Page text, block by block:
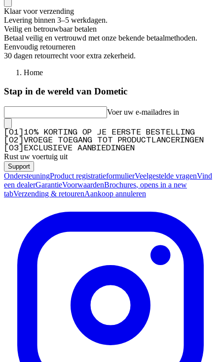
Klaar voor verzending
Levering binnen 3–5 werkdagen.
Veilig en betrouwbaar betalen
Betaal veilig en vertrouwd met onze bekende betaalmethoden.
Eenvoudig retourneren
30 dagen retourrecht voor extra zekerheid.
Home
Stap in de wereld van Dometic
Voer uw e-mailadres in
01
10% KORTING OP JE EERSTE BESTELLING
02
VROEGE TOEGANG TOT PRODUCTLANCERINGEN
03 EXCLUSIEVE AANBIEDINGEN
Rust uw voertuig uit
Support
OndersteuningProduct registratieformulierVeelgestelde vragenVind
een dealerGarantieVoorwaardenBrochures, opens in a new
tabVerzending & retourenAankoop annuleren